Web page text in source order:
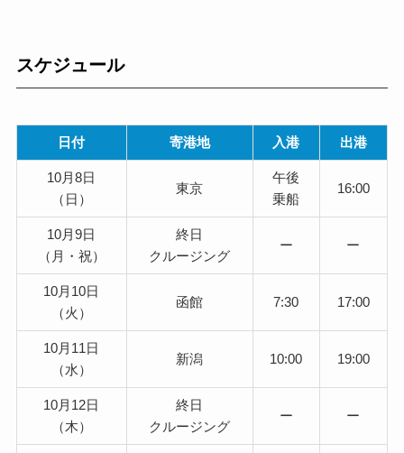
スケジュール
日付 寄港地 入港 出港
10月8日
（日）
東京
午後
乗船
16:00
10月9日
（月・祝）
終日
クルージング
ー ー
10月10日
（火）
函館 7:30 17:00
10月11日
（水）
新潟 10:00 19:00
10月12日
（木）
終日
クルージング
ー ー